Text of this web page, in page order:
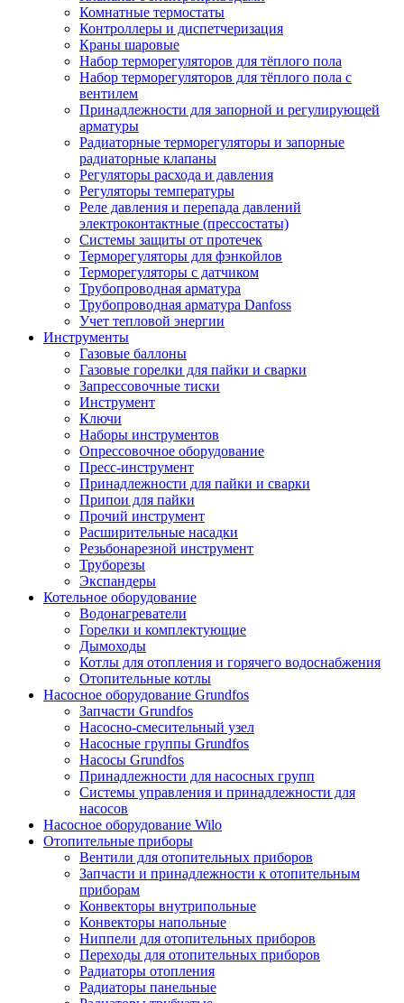
Комнатные термостаты
Контроллеры и диспетчеризация
Краны шаровые
Набор терморегуляторов для тёплого пола
Набор терморегуляторов для тёплого пола с
вентилем
Принадлежности для запорной и регулирующей
арматуры
Радиаторные терморегуляторы и запорные
радиаторные клапаны
Регуляторы расхода и давления
Регуляторы температуры
Реле давления и перепада давлений
электроконтактные (прессостаты)
Системы защиты от протечек
Терморегуляторы для фэнкойлов
Терморегуляторы с датчиком
Трубопроводная арматура
Трубопроводная арматура Danfoss
Учет тепловой энергии
Инструменты
Газовые баллоны
Газовые горелки для пайки и сварки
Запрессовочные тиски
Инструмент
Ключи
Наборы инструментов
Опрессовочное оборудование
Пресс-инструмент
Принадлежности для пайки и сварки
Припои для пайки
Прочий инструмент
Расширительные насадки
Резьбонарезной инструмент
Труборезы
Экспандеры
Котельное оборудование
Водонагреватели
Горелки и комплектующие
Дымоходы
Котлы для отопления и горячего водоснабжения
Отопительные котлы
Насосное оборудование Grundfos
Запчасти Grundfos
Насосно-смесительный узел
Насосные группы Grundfos
Насосы Grundfos
Принадлежности для насосных групп
Системы управления и принадлежности для
насосов
Насосное оборудование Wilo
Отопительные приборы
Вентили для отопительных приборов
Запчасти и принадлежности к отопительным
приборам
Конвекторы внутрипольные
Конвекторы напольные
Ниппели для отопительных приборов
Переходы для отопительных приборов
Радиаторы отопления
Радиаторы панельные